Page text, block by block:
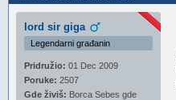
lord sir giga
Legendarni građanin
Pridružio: 01 Dec 2009
Poruke: 2507
Gde živiš: Borca Sebes gde